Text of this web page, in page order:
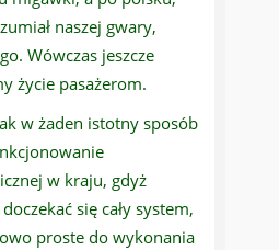
naszej gwary,
Wówczas jeszcze
życie pasażerom.
w żaden istotny sposób
w kraju, gdyż
się cały system,
proste do wykonania